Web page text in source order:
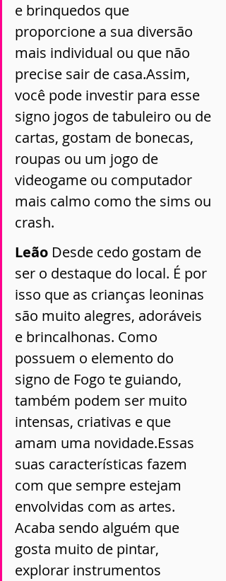
e brinquedos que
proporcione a sua diversão
mais individual ou que não
precise sair de casa.Assim,
você pode investir para esse
signo jogos de tabuleiro ou de
cartas, gostam de bonecas,
roupas ou um jogo de
videogame ou computador
mais calmo como the sims ou
crash.
Leão Desde cedo gostam de
ser o destaque do local. É por
isso que as crianças leoninas
são muito alegres, adoráveis
e brincalhonas. Como
possuem o elemento do
signo de Fogo te guiando,
também podem ser muito
intensas, criativas e que
amam uma novidade.Essas
suas características fazem
com que sempre estejam
envolvidas com as artes.
Acaba sendo alguém que
gosta muito de pintar,
explorar instrumentos